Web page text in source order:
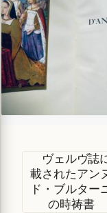
ヴェルヴ誌
載されたアン
ド・ブルター
の時祷書